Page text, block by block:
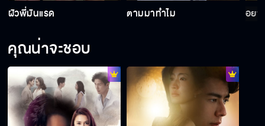
ผัวพี่มันแรด ตามมาทำไม อยา
คุณน่าจะชอบ